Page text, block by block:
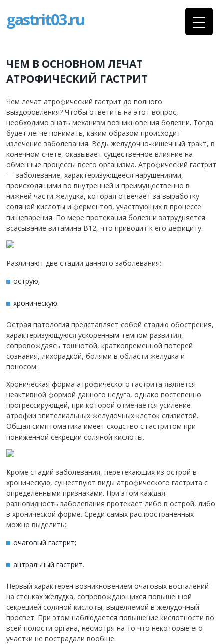
gastrit03.ru
ЧЕМ В ОСНОВНОМ ЛЕЧАТ
АТРОФИЧЕСКИЙ ГАСТРИТ
Чем лечат атрофический гастрит до полного
выздоровления? Чтобы ответить на этот вопрос,
необходимо знать механизм возникновения болезни. Тогда
будет легче понимать, каким образом происходит
излечение заболевания. Ведь желудочно-кишечный тракт, в
конечном счете, оказывает существенное влияние на
обменные процессы всего организма. Атрофический гастрит
— заболевание, характеризующееся нарушениями,
происходящими во внутренней и преимущественно в
нижней части желудка, которая отвечает за выработку
соляной кислоты и ферментов, участвующих в процессе
пищеварения. По мере протекания болезни затрудняется
всасывание витамина В12, что приводит к его дефициту.
Различают две стадии данного заболевания:
острую;
хроническую.
Острая патология представляет собой стадию обострения,
характеризующуюся ускоренным темпом развития,
сопровождаясь тошнотой, кратковременной потерей
сознания, лихорадкой, болями в области желудка и
поносом.
Хроническая форма атрофического гастрита является
неактивной формой данного недуга, однако постепенно
прогрессирующей, при которой отмечается усиление
атрофии эпителиальных желудочных клеток слизистой.
Общая симптоматика имеет сходство с гастритом при
пониженной секреции соляной кислоты.
Кроме стадий заболевания, перетекающих из острой в
хроническую, существуют виды атрофического гастрита с
определенными признаками. При этом каждая
разновидность заболевания протекает либо в острой, либо
в хронической форме. Среди самых распространенных
можно выделить:
очаговый гастрит;
антральный гастрит.
Первый характерен возникновением очаговых воспалений
на стенках желудка, сопровождающихся повышенной
секрецией соляной кислоты, выделяемой в желудочный
просвет. При этом наблюдается повышение кислотности во
всей полости органа, несмотря на то что некоторые его
участки не пострадали вообще.